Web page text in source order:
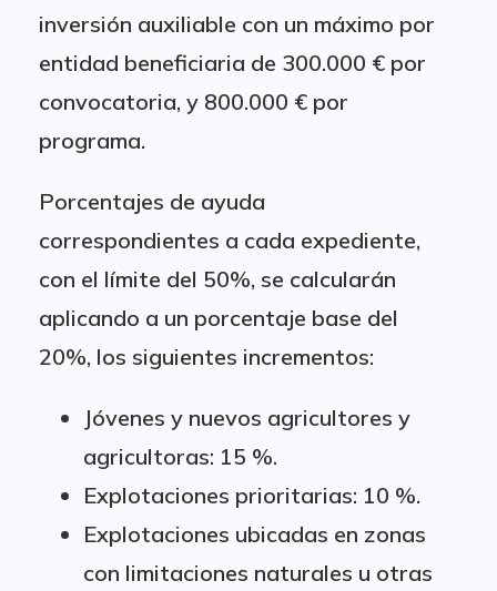
inversión auxiliable con un máximo por
entidad beneficiaria de 300.000 € por
convocatoria, y 800.000 € por
programa.
Porcentajes de ayuda
correspondientes a cada expediente,
con el límite del 50%, se calcularán
aplicando a un porcentaje base del
20%, los siguientes incrementos:
Jóvenes y nuevos agricultores y
agricultoras: 15 %.
Explotaciones prioritarias: 10 %.
Explotaciones ubicadas en zonas
con limitaciones naturales u otras